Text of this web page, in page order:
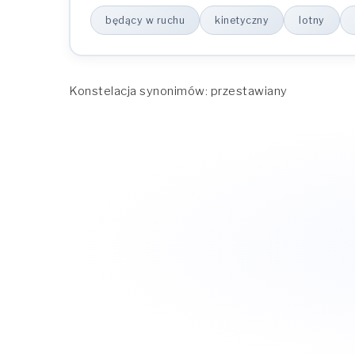
będący w ruchu kinetyczny lotny
Konstelacja synonimów: przestawiany